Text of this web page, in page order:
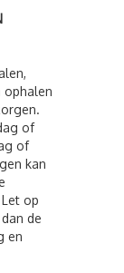
ophalen
of
of
kan
op
de
en